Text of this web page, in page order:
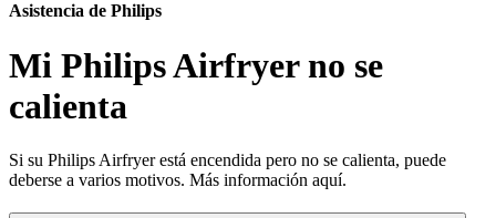
Asistencia de Philips
Mi Philips Airfryer no se
calienta
Si su Philips Airfryer está encendida pero no se calienta, puede
deberse a varios motivos. Más información aquí.